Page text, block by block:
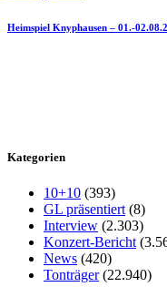
Heimspiel Knyphausen – 01.-
Kategorien
10+10 (393)
GL präsentiert (8)
Interview (2.303)
Konzert-Bericht
News (420)
Tonträger(22.940)